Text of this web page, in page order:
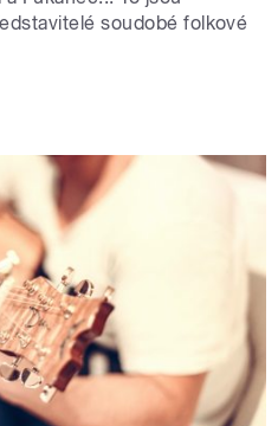
soudobé folkové